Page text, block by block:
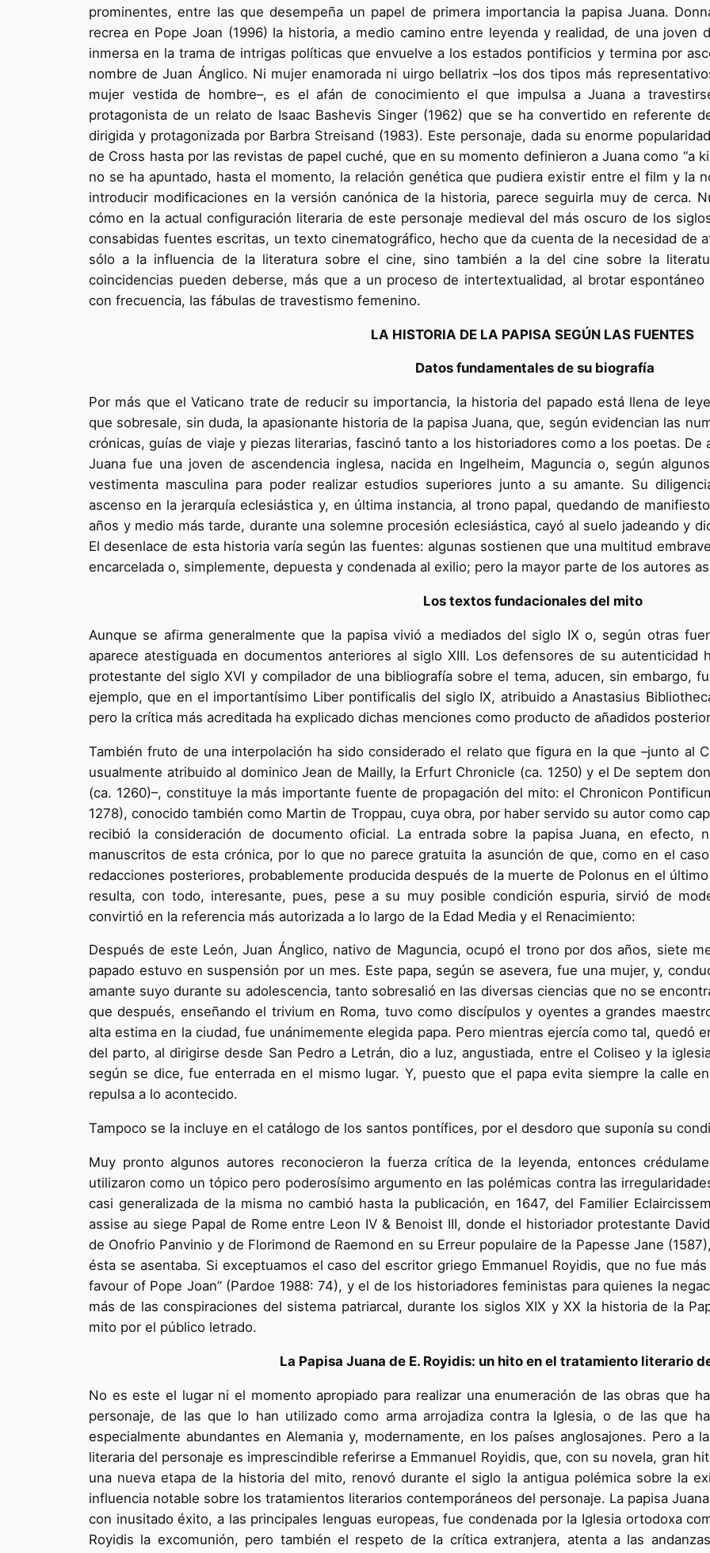
prominentes, entre las que desempeña un papel de primera importancia la papisa Juana.
recrea en Pope Joan (1996) la historia, a medio camino entre leyenda y realidad, de una joven
inmersa en la trama de intrigas políticas que envuelve a los estados pontificios y termina por
nombre de Juan Ánglico. Ni mujer enamorada ni uirgo bellatrix –los dos tipos más
mujer vestida de hombre–, es el afán de conocimiento el que impulsa a Juana a
protagonista de un relato de Isaac Bashevis Singer (1962) que se ha convertido en referente
dirigida y protagonizada por Barbra Streisand (1983). Este personaje, dada su enorme
de Cross hasta por las revistas de papel cuché, que en su momento definieron a Juana como “a
no se ha apuntado, hasta el momento, la relación genética que pudiera existir entre el film y la
introducir modificaciones en la versión canónica de la historia, parece seguirla muy de cerca.
cómo en la actual configuración literaria de este personaje medieval del más oscuro de los
consabidas fuentes escritas, un texto cinematográfico, hecho que da cuenta de la necesidad de
sólo a la influencia de la literatura sobre el cine, sino también a la del cine sobre la
coincidencias pueden deberse, más que a un proceso de intertextualidad, al brotar
con frecuencia, las fábulas de travestismo femenino.
LA HISTORIA DE LA PAPISA SEGÚN LAS FUENTES
Datos fundamentales de su biografía
Por más que el Vaticano trate de reducir su importancia, la historia del papado está llena de
que sobresale, sin duda, la apasionante historia de la papisa Juana, que, según evidencian las
crónicas, guías de viaje y piezas literarias, fascinó tanto a los historiadores como a los poetas.
Juana fue una joven de ascendencia inglesa, nacida en Ingelheim, Maguncia o, según
vestimenta masculina para poder realizar estudios superiores junto a su amante. Su
ascenso en la jerarquía eclesiástica y, en última instancia, al trono papal, quedando de
años y medio más tarde, durante una solemne procesión eclesiástica, cayó al suelo jadeando y
El desenlace de esta historia varía según las fuentes: algunas sostienen que una multitud
encarcelada o, simplemente, depuesta y condenada al exilio; pero la mayor parte de los autores
Los textos fundacionales del mito
Aunque se afirma generalmente que la papisa vivió a mediados del siglo IX o, según otras
aparece atestiguada en documentos anteriores al siglo XIII. Los defensores de su autenticidad
protestante del siglo XVI y compilador de una bibliografía sobre el tema, aducen, sin embargo,
ejemplo, que en el importantísimo Liber pontificalis del siglo IX, atribuido a Anastasius
pero la crítica más acreditada ha explicado dichas menciones como producto de añadidos
También fruto de una interpolación ha sido considerado el relato que figura en la que –junto al
usualmente atribuido al dominico Jean de Mailly, la Erfurt Chronicle (ca. 1250) y el De septem
(ca. 1260)–, constituye la más importante fuente de propagación del mito: el Chronicon
1278), conocido también como Martin de Troppau, cuya obra, por haber servido su autor como
recibió la consideración de documento oficial. La entrada sobre la papisa Juana, en efecto,
manuscritos de esta crónica, por lo que no parece gratuita la asunción de que, como en el
redacciones posteriores, probablemente producida después de la muerte de Polonus en el
resulta, con todo, interesante, pues, pese a su muy posible condición espuria, sirvió de
convirtió en la referencia más autorizada a lo largo de la Edad Media y el Renacimiento:
Después de este León, Juan Ánglico, nativo de Maguncia, ocupó el trono por dos años, siete
papado estuvo en suspensión por un mes. Este papa, según se asevera, fue una mujer, y,
amante suyo durante su adolescencia, tanto sobresalió en las diversas ciencias que no se
que después, enseñando el trivium en Roma, tuvo como discípulos y oyentes a grandes
alta estima en la ciudad, fue unánimemente elegida papa. Pero mientras ejercía como tal, quedó
del parto, al dirigirse desde San Pedro a Letrán, dio a luz, angustiada, entre el Coliseo y la
según se dice, fue enterrada en el mismo lugar. Y, puesto que el papa evita siempre la calle
repulsa a lo acontecido.
Tampoco se la incluye en el catálogo de los santos pontífices, por el desdoro que suponía su
Muy pronto algunos autores reconocieron la fuerza crítica de la leyenda, entonces
utilizaron como un tópico pero poderosísimo argumento en las polémicas contra las
casi generalizada de la misma no cambió hasta la publicación, en 1647, del Familier
assise au siege Papal de Rome entre Leon IV & Benoist III, donde el historiador protestante
de Onofrio Panvinio y de Florimond de Raemond en su Erreur populaire de la Papesse Jane
ésta se asentaba. Si exceptuamos el caso del escritor griego Emmanuel Royidis, que no fue
favour of Pope Joan” (Pardoe 1988: 74), y el de los historiadores feministas para quienes la
más de las conspiraciones del sistema patriarcal, durante los siglos XIX y XX la historia de la
mito por el público letrado.
La Papisa Juana de E. Royidis: un hito en el tratamiento literario
No es este el lugar ni el momento apropiado para realizar una enumeración de las obras que
personaje, de las que lo han utilizado como arma arrojadiza contra la Iglesia, o de las que
especialmente abundantes en Alemania y, modernamente, en los países anglosajones. Pero a
literaria del personaje es imprescindible referirse a Emmanuel Royidis, que, con su novela, gran
una nueva etapa de la historia del mito, renovó durante el siglo la antigua polémica sobre la
influencia notable sobre los tratamientos literarios contemporáneos del personaje. La papisa
con inusitado éxito, a las principales lenguas europeas, fue condenada por la Iglesia ortodoxa
Royidis la excomunión, pero también el respeto de la crítica extranjera, atenta a las